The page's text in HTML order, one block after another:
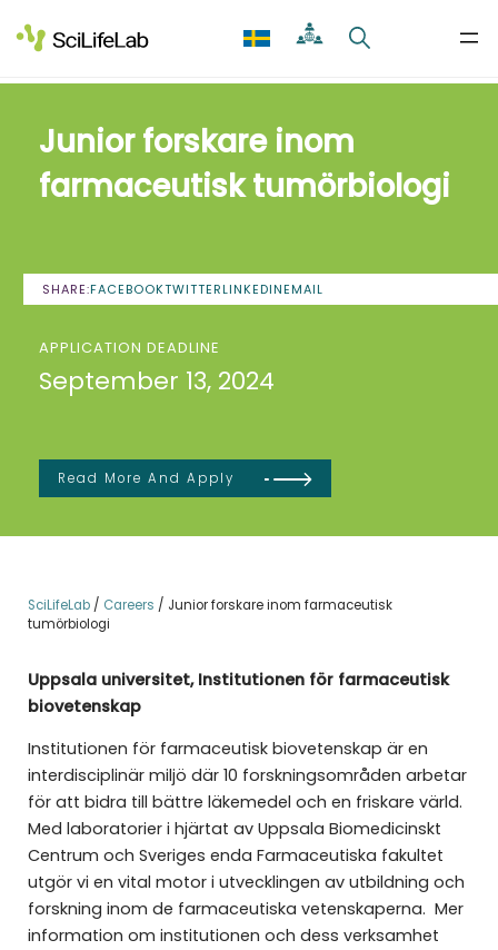
to
content
Junior forskare inom
farmaceutisk tumörbiologi
SHARE:FACEBOOKTWITTERLINKEDINEMAIL
APPLICATION DEADLINE
September 13, 2024
Read More And Apply
SciLifeLab/ Careers / Junior forskare inom farmaceutisk
tumörbiologi
Uppsala universitet, Institutionen för farmaceutisk
biovetenskap
Institutionen för farmaceutisk biovetenskap är en
interdisciplinär miljö där 10 forskningsområden arbetar
för att bidra till bättre läkemedel och en friskare värld.
Med laboratorier i hjärtat av Uppsala Biomedicinskt
Centrum och Sveriges enda Farmaceutiska fakultet
utgör vi en vital motor i utvecklingen av utbildning och
forskning inom de farmaceutiska vetenskaperna. Mer
information om institutionen och dess verksamhet